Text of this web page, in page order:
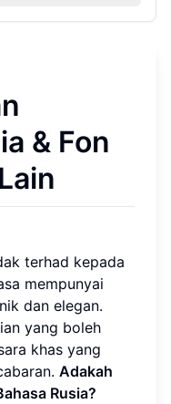
& Fon
terhad kepada
mempunyai
dan elegan.
yang boleh
khas yang
Adakah
Rusia?